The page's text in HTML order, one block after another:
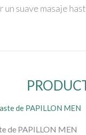
suave masaje
de PAPILLON MEN